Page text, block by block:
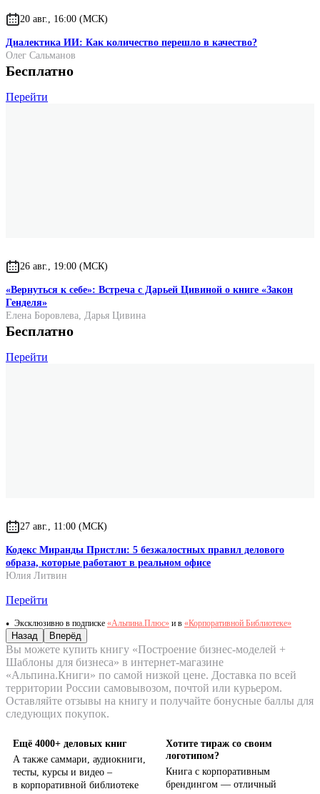
20 авг., 16:00 (МСК)
Диалектика ИИ: Как количество перешло в качество?
Олег Сальманов
Бесплатно
Перейти
26 авг., 19:00 (МСК)
«Вернуться к себе»: Встреча с Дарьей Цивиной о книге «Закон
Генделя»
Елена Боровлева, Дарья Цивина
Бесплатно
Перейти
27 авг., 11:00 (МСК)
Кодекс Миранды Пристли: 5 безжалостных правил делового
образа, которые работают в реальном офисе
Юлия Литвин
Перейти
Эксклюзивно в подписке «Альпина.Плюс» и в «Корпоративной Библиотеке»
Назад Вперёд
Вы можете купить книгу «Построение бизнес-моделей +
Шаблоны для бизнеса» в интернет-магазине
«Альпина.Книги» по самой низкой цене. Доставка по всей
территории России самовывозом, почтой или курьером.
Оставляйте отзывы на книгу и получайте бонусные баллы для
следующих покупок.
Ещё 4000+ деловых книг
А также саммари, аудиокниги,
тесты, курсы и видео –
в корпоративной библиотеке
Хотите тираж со своим
логотипом?
Книга с корпоративным
брендингом — отличный